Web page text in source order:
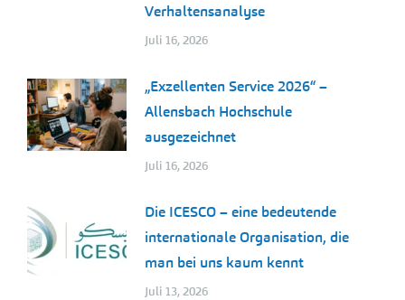
Verhaltensanalyse
Juli 16, 2026
„Exzellenten Service 2026“ –
Allensbach Hochschule
ausgezeichnet
Juli 16, 2026
Die ICESCO – eine bedeutende
internationale Organisation, die
man bei uns kaum kennt
Juli 13, 2026